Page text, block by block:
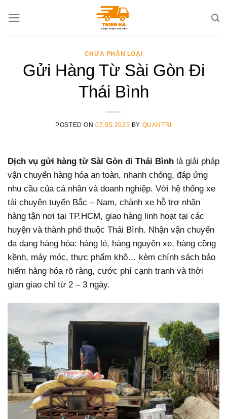
CHƯA PHÂN LOẠI
Gửi Hàng Từ Sài Gòn Đi
Thái Bình
POSTED ON07.05.2025 BY QUANTRI
Dịch vụ gửi hàng từ Sài Gòn đi Thái Bình là giải pháp
vận chuyển hàng hóa an toàn, nhanh chóng, đáp ứng
nhu cầu của cá nhân và doanh nghiệp. Với hệ thống xe
tải chuyên tuyến Bắc – Nam, chành xe hỗ trợ nhận
hàng tận nơi tại TP.HCM, giao hàng linh hoạt tại các
huyện và thành phố thuộc Thái Bình. Nhận vận chuyển
đa dạng hàng hóa: hàng lẻ, hàng nguyên xe, hàng cồng
kềnh, máy móc, thực phẩm khô… kèm chính sách bảo
hiểm hàng hóa rõ ràng, cước phí cạnh tranh và thời
gian giao chỉ từ 2 – 3 ngày.